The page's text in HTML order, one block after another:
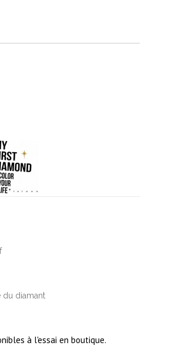
du diamant
à l'essai en boutique.